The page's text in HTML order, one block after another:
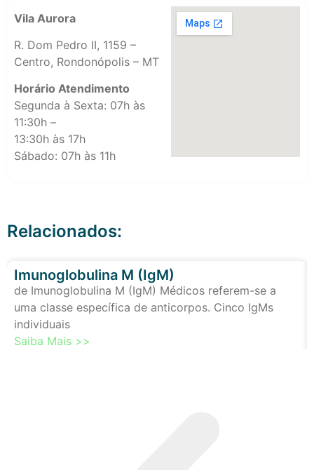
Vila Aurora
R. Dom Pedro II, 1159 –
Centro, Rondonópolis – MT
Horário Atendimento
Segunda à Sexta: 07h às
11:30h –
13:30h às 17h
Sábado: 07h às 11h
Relacionados:
Imunoglobulina M (IgM)
de Imunoglobulina M (IgM) Médicos referem-se a
uma classe específica de anticorpos. Cinco IgMs
individuais
Saiba Mais >>